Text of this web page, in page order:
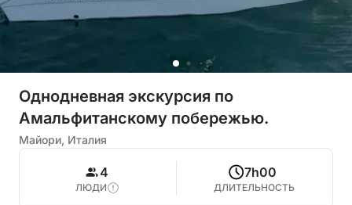
Однодневная экскурсия по
Амальфитанскому побережью.
Майори, Италия
4
ЛЮДИ
7h00
ДЛИТЕЛЬНОСТЬ